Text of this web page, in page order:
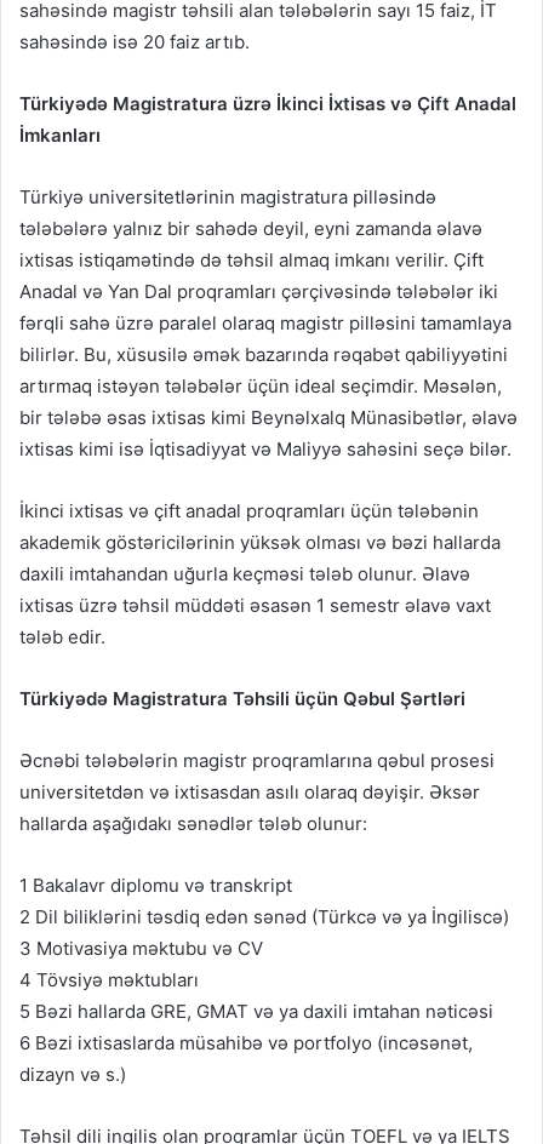
sahəsində magistr təhsili alan tələbələrin sayı 15 faiz, İT
sahəsində isə 20 faiz artıb.
Türkiyədə Magistratura üzrə İkinci İxtisas və Çift Anadal
İmkanları
Türkiyə universitetlərinin magistratura pilləsində
tələbələrə yalnız bir sahədə deyil, eyni zamanda əlavə
ixtisas istiqamətində də təhsil almaq imkanı verilir. Çift
Anadal və Yan Dal proqramları çərçivəsində tələbələr iki
fərqli sahə üzrə paralel olaraq magistr pilləsini tamamlaya
bilirlər. Bu, xüsusilə əmək bazarında rəqabət qabiliyyətini
artırmaq istəyən tələbələr üçün ideal seçimdir. Məsələn,
bir tələbə əsas ixtisas kimi Beynəlxalq Münasibətlər, əlavə
ixtisas kimi isə İqtisadiyyat və Maliyyə sahəsini seçə bilər.
İkinci ixtisas və çift anadal proqramları üçün tələbənin
akademik göstəricilərinin yüksək olması və bəzi hallarda
daxili imtahandan uğurla keçməsi tələb olunur. Əlavə
ixtisas üzrə təhsil müddəti əsasən 1 semestr əlavə vaxt
tələb edir.
Türkiyədə Magistratura Təhsili üçün Qəbul Şərtləri
Əcnəbi tələbələrin magistr proqramlarına qəbul prosesi
universitetdən və ixtisasdan asılı olaraq dəyişir. Əksər
hallarda aşağıdakı sənədlər tələb olunur:
1 Bakalavr diplomu və transkript
2 Dil biliklərini təsdiq edən sənəd (Türkcə və ya İngiliscə)
3 Motivasiya məktubu və CV
4 Tövsiyə məktubları
5 Bəzi hallarda GRE, GMAT və ya daxili imtahan nəticəsi
6 Bəzi ixtisaslarda müsahibə və portfolyo (incəsənət,
dizayn və s.)
Təhsil dili ingilis olan proqramlar üçün TOEFL və ya IELTS